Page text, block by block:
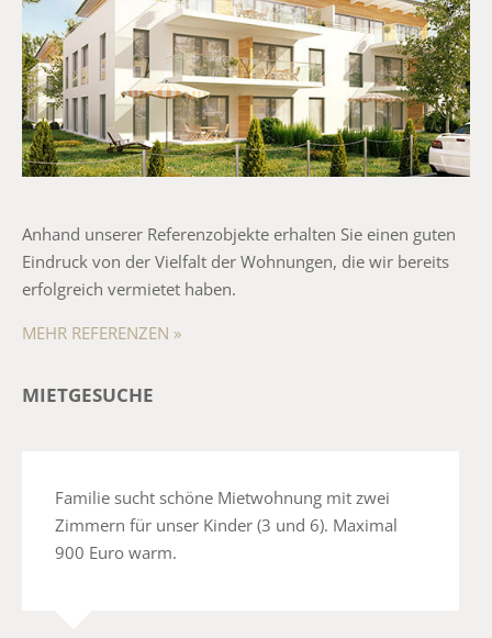
Anhand unserer Referenzobjekte erhalten Sie einen guten
Eindruck von der Vielfalt der Wohnungen, die wir bereits
erfolgreich vermietet haben.
MEHR REFERENZEN »
MIETGESUCHE
Familie sucht schöne Mietwohnung mit zwei
Zimmern für unser Kinder (3 und 6). Maximal
900 Euro warm.